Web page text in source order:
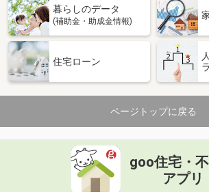
暮らしのデータ
(補助金・助成金情報)
住宅ローン
ページトップに戻る
goo住宅・
アプリ